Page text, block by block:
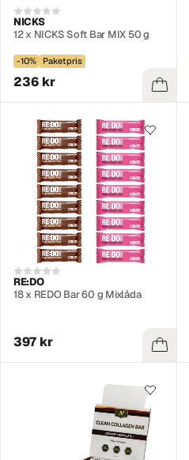
NICKS
12 x NICKS Soft Bar MIX 50 g
-10% Paketpris
236 kr
RE:DO
18 x REDO Bar 60 g Mixlåda
397 kr